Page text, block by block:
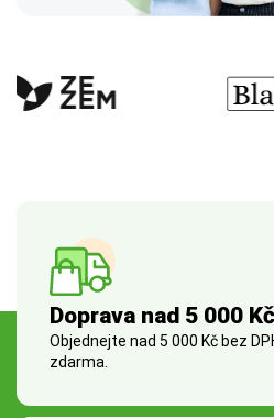
Doprava nad 5 000
Objednejte nad 5 000 Kč bez
zdarma.